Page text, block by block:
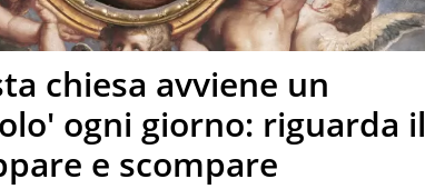
chiesa avviene un
ogni giorno: riguarda il
e scompare